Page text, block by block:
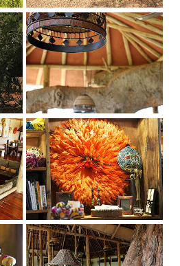
Show larger version
Show larger version
Show larger version